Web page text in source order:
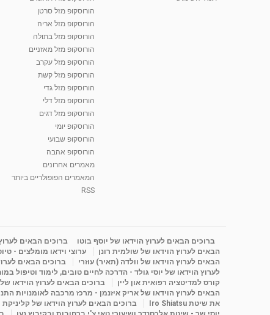
הורוסקופ מזל סרטן
הורוסקופ מזל אריה
הורוסקופ מזל בתולה
הורוסקופ מזל מאזניים
הורוסקופ מזל עקרב
הורוסקופ מזל קשת
הורוסקופ מזל גדי
הורוסקופ מזל דלי
הורוסקופ מזל דגים
הורוסקופ יומי
הורוסקופ שבועי
הורוסקופ אהבה
מאמרים אחרונים
המאמרים הפופולריים ביותר
RSS
ברוכים הבאים לערוץ הוידאו של יוסף בוטו ברוכים הבאים
הבאים לערוץ הוידאו של שולמית רונן
ערוצי וידאו מומלצים -
הבאים לערוץ הוידאו של וולדה (תאיר) עוזרי
ברוכים הבאים
לערוץ הוידאו של יוסי גולד - הדרכה לחיים טובים, לימוד וטיפול
קורס למדיטציה רפואית און ליין
ברוכים הבאים לערוץ הוידאו
הבאים לערוץ הוידאו של אריק איזנמן - מרכז מרכבה לאומנויות
את שיטת Iro Shiatsu
ברוכים הבאים לערוץ הוידאו של